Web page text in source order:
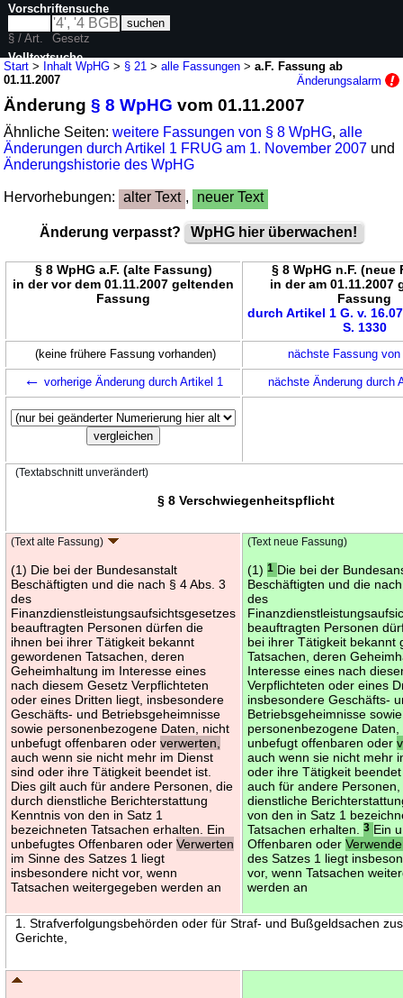
Start > Inhalt WpHG > § 21 >alle Fassungen >a.F. Fassung ab
01.11.2007
Änderungsalarm
Änderung§ 8 WpHG vom 01.11.2007
Ähnliche Seiten:weitere Fassungen von § 8 WpHG,alle
Änderungen durch Artikel 1 FRUG am 1. November 2007 und
Änderungshistorie des WpHG
Hervorhebungen: alter Text , neuer Text
Änderung verpasst? WpHG hier überwachen!
§ 8 WpHG a.F. (alte Fassung)
in der vor dem 01.11.2007 geltenden
Fassung
§ 8 WpHG n.F. (neue
in der am 01.11.2007
Fassung
durch Artikel 1 G. v.
S. 1330
(keine frühere Fassung vorhanden) nächste Fassung
← vorherige Änderung durch Artikel 1 nächste Änderung durch
(Textabschnitt unverändert)
§ 8 Verschwiegenheitspflicht
(Text alte Fassung)
(1) Die bei der Bundesanstalt
Beschäftigten und die nach § 4 Abs. 3
des
Finanzdienstleistungsaufsichtsgesetzes
beauftragten Personen dürfen die
ihnen bei ihrer Tätigkeit bekannt
gewordenen Tatsachen, deren
Geheimhaltung im Interesse eines
nach diesem Gesetz Verpflichteten
oder eines Dritten liegt, insbesondere
Geschäfts- und Betriebsgeheimnisse
sowie personenbezogene Daten, nicht
unbefugt offenbaren oderverwerten,
auch wenn sie nicht mehr im Dienst
sind oder ihre Tätigkeit beendet ist.
Dies gilt auch für andere Personen, die
durch dienstliche Berichterstattung
Kenntnis von den in Satz 1
bezeichneten Tatsachen erhalten. Ein
unbefugtes Offenbaren oderVerwerten
im Sinne des Satzes 1 liegt
insbesondere nicht vor, wenn
Tatsachen weitergegeben werden an
(Text neue Fassung)
(1)1 Die bei der
Beschäftigten und die
des
beauftragten Personen
bei ihrer Tätigkeit bekannt
Tatsachen, deren
Interesse eines nach
Verpflichteten oder eines
insbesondere Geschäfts-
Betriebsgeheimnisse sowie
personenbezogene Daten,
unbefugt offenbaren oder
auch wenn sie nicht mehr
oder ihre Tätigkeit
auch für andere
dienstliche
von den in Satz 1
Tatsachen erhalten.3 Ein
Offenbaren oder
des Satzes 1 liegt
vor, wenn Tatsachen
werden an
1. Strafverfolgungsbehörden oder für Straf- und Bußgeldsachen
Gerichte,
Vorschriftensuche
§ / Art.
Gesetz
Volltextsuche